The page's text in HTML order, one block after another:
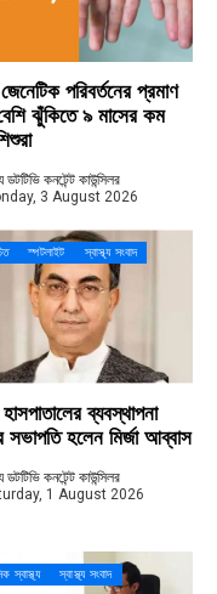
পরিবর্তনের প্রমাণ
ঝুঁকিতে ৯ মাসের কম
ডটটিভি কনটেন্ট কাউন্সিলর
3 August 2026
স্পটলাইট স্বাস্থ্য সংবাদ
ব্যবস্থাপনা
সভাপতি হলেন মির্জা আব্বাস
ডটটিভি কনটেন্ট কাউন্সিলর
1 August 2026
স্বাস্থ্য স্বাস্থ্য সংবাদ